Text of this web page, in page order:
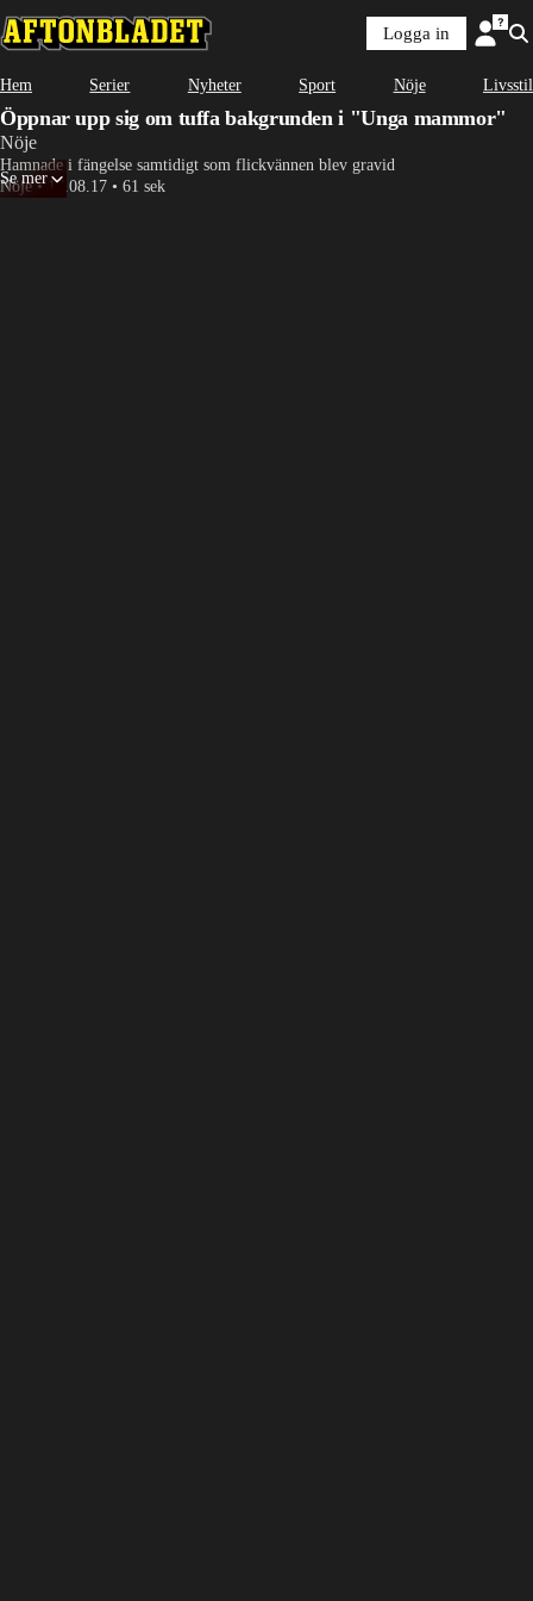
Logga in
Hem Serier Nyheter Sport Nöje Livsstil
Öppnar upp sig om tuffa bakgrunden i "Unga mammor"
Nöje
Hamnade i fängelse samtidigt som flickvännen blev gravid
Nöje• 17.08.17 • 61 sek
Se mer